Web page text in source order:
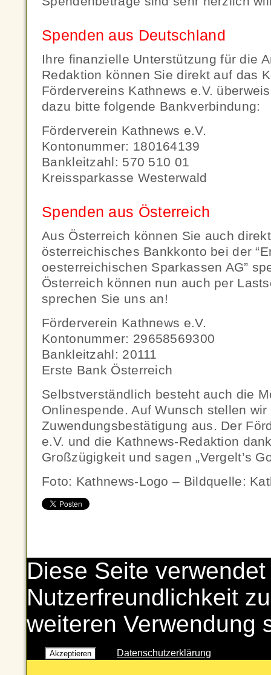
Spenden aus Deutschland
Ihre finanzielle Unterstützung für die
Redaktion können Sie direkt auf das
Fördervereins Kathnews e.V.
dazu bitte folgende Bankverbindung:
Förderverein Kathnews e.V.
Kontonummer: 180164139
Bankleitzahl: 570 510 01
Kreissparkasse Westerwald
Spenden aus Österreich
Aus Österreich können Sie auch
österreichisches Bankkonto bei der
oesterreichischen Sparkassen AG”
Österreich können nun auch per
sprechen Sie uns an!
Förderverein Kathnews e.V.
Kontonummer: 29658569300
Bankleitzahl: 20111
Erste Bank Österreich
Selbstverständlich besteht auch die
Onlinespende. Auf Wunsch stellen
Zuwendungsbestätigung aus. Der
e.V. und die Kathnews-Redaktion
Großzügigkeit und sagen „Vergelt’s
Foto: Kathnews-Logo – Bildquelle:
Diese Seite
Nutzerfreundlichkeit
weiteren Verwendung
Akzeptieren Datenschutzerklärung